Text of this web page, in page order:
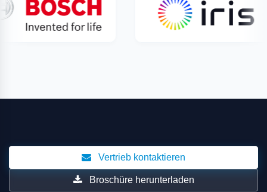
Vertrieb kontaktieren
Broschüre herunterladen